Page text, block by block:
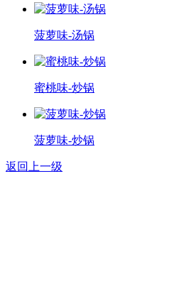
菠萝味-汤锅
蜜桃味-炒锅
菠萝味-炒锅
返回上一级